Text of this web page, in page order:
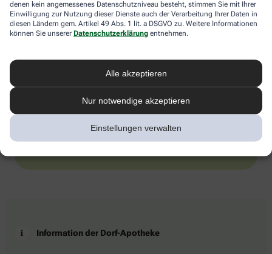
denen kein angemessenes Datenschutzniveau besteht, stimmen Sie mit Ihrer
Einwilligung zur Nutzung dieser Dienste auch der Verarbeitung Ihrer Daten in
diesen Ländern gem. Artikel 49 Abs. 1 lit. a DSGVO zu. Weitere Informationen
können Sie unserer Datenschutzerklärung entnehmen.
Alle akzeptieren
Nur notwendige akzeptieren
Einstellungen verwalten
wählen
Sie
bitte
den
GmbH (AHD) angeboten wird. Hiermit willige ich ein, dass AHD
meine E-Mail-Adresse zum Versand des News-Service
verarbeitet. AHD setzt für den Versand und die Analyse des
Newsletters den Dienstleister Emarsys ein. Die Einwilligung
Datenverarbeitung finden sich in derDatenschutzerklärung
AHD.
31.12.2026. Mindestbestellwert: 50,00 €. Gültig auf das
gesamte Sortiment, ausgeschlossen rezeptpflichtige Produkte.
Information der Dorf-Apotheke